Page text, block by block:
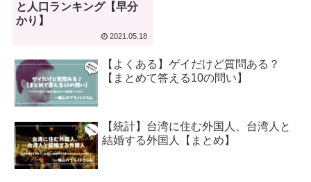
と人口ランキング【早分
かり】
2021.05.18
【よくある】ゲイだけど質問ある？
【まとめて答える10の問い】
【統計】台湾に住む外国人、台湾人と
結婚する外国人【まとめ】